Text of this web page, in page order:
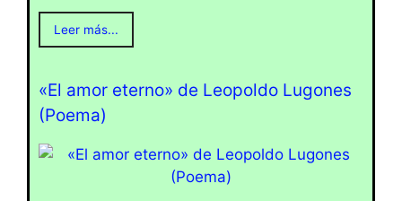
Leer más...
«El amor eterno» de Leopoldo Lugones
(Poema)